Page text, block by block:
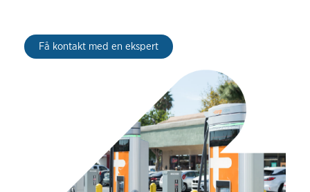
Få kontakt med en ekspert